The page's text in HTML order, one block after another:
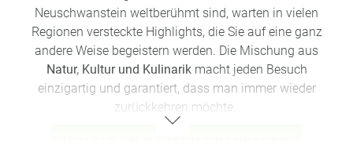
Neuschwanstein weltberühmt sind, warten in vielen
Regionen versteckte Highlights, die Sie auf eine ganz
andere Weise begeistern werden. Die Mischung aus
Natur, Kultur und Kulinarik macht jeden Besuch
einzigartig und garantiert, dass man immer wieder
zurückkehren möchte.